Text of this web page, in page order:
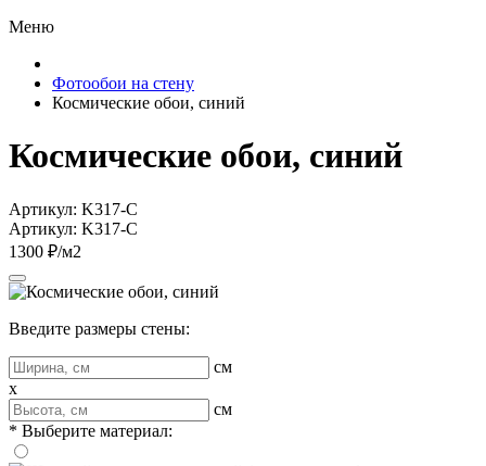
Меню
Фотообои на стену
Космические обои, синий
Космические обои, синий
Артикул: K317-C
Артикул: K317-C
1300 ₽/м2
Введите размеры стены:
см
x
см
* Выберите материал: